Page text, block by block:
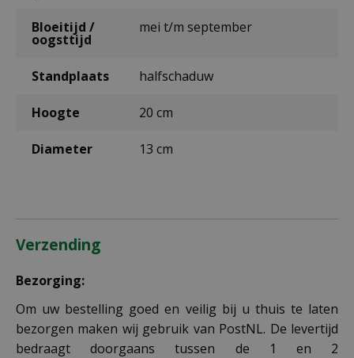
Bloeitijd /
oogsttijd
mei t/m september
Standplaats halfschaduw
Hoogte 20 cm
Diameter 13 cm
Verzending
Bezorging:
Om uw bestelling goed en veilig bij u thuis te laten
bezorgen maken wij gebruik van PostNL. De levertijd
bedraagt doorgaans tussen de 1 en 2